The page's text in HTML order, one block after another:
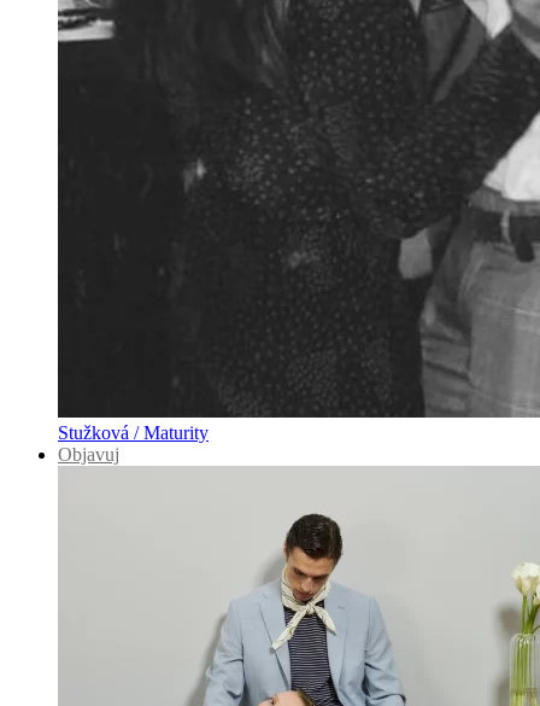
Stužková / Maturity
Objavuj